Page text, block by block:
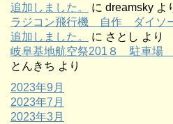
追加しました。
に dreamsky よ
ラジコン飛行機 自作 ダイソ
追加しました。
に さとし より
岐阜基地航空祭201８ 駐車場
とんきち より
2023年9月
2023年7月
2023年3月